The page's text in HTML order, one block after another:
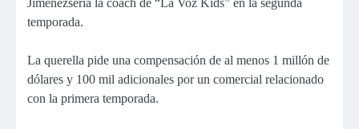
temporada.
La querella pide una compensación de al menos 1 millón de
dólares y 100 mil adicionales por un comercial relacionado
con la primera temporada.